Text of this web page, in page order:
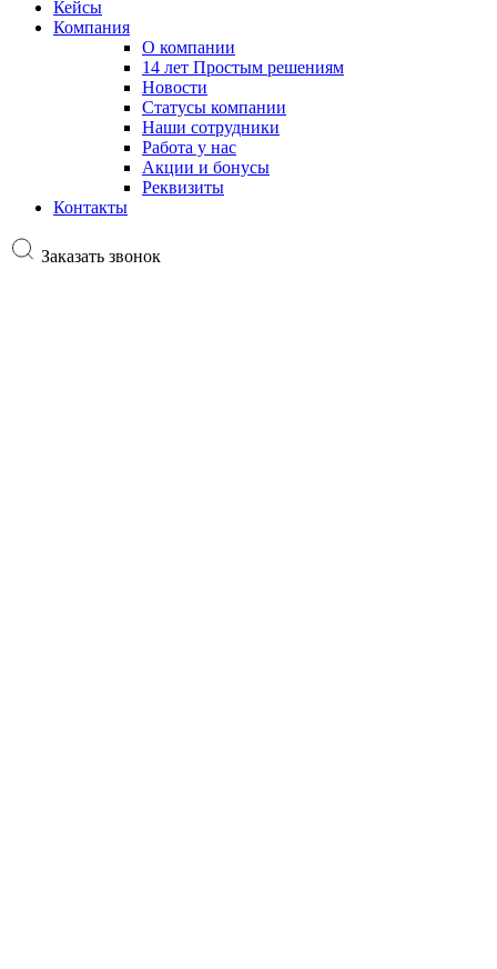
Кейсы
Компания
О компании
14 лет Простым решениям
Новости
Статусы компании
Наши сотрудники
Работа у нас
Акции и бонусы
Реквизиты
Контакты
Заказать звонок